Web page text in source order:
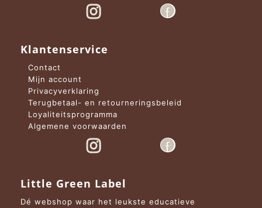
Klantenservice
Contact
Mijn account
Privacyverklaring
Terugbetaal- en retourneringsbeleid
Loyaliteitsprogramma
Algemene voorwaarden
Little Green Label
Dé webshop waar het leukste educatieve